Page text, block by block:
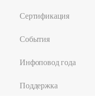
Сертификация
События
Инфоповод года
Поддержка